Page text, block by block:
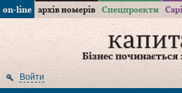
on-line архів номерів Спецпроекти
Бізнес починається
Войти